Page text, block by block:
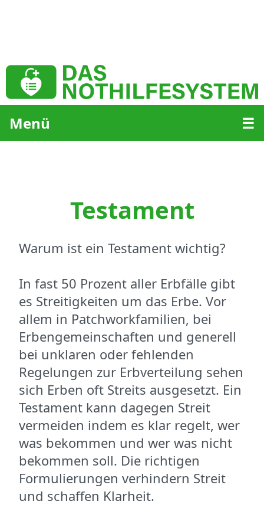
Menü ☰
Testament
Warum ist ein Testament wichtig?
In fast 50 Prozent aller Erbfälle gibt
es Streitigkeiten um das Erbe. Vor
allem in Patchworkfamilien, bei
Erbengemeinschaften und generell
bei unklaren oder fehlenden
Regelungen zur Erbverteilung sehen
sich Erben oft Streits ausgesetzt. Ein
Testament kann dagegen Streit
vermeiden indem es klar regelt, wer
was bekommen und wer was nicht
bekommen soll. Die richtigen
Formulierungen verhindern Streit
und schaffen Klarheit.